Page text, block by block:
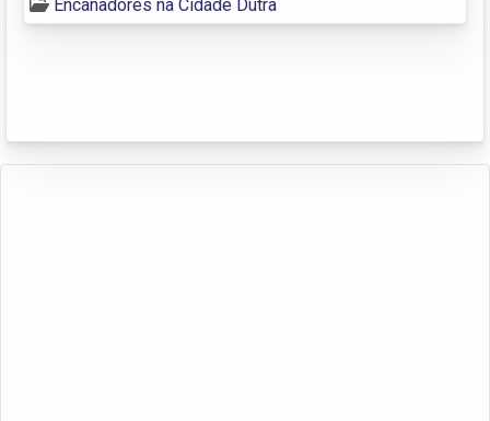
Encanadores na Cidade Dutra